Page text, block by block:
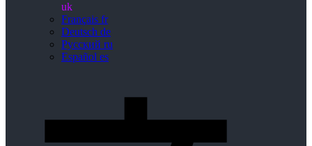
uk
Français fr
Deutsch de
Русский ru
Español es